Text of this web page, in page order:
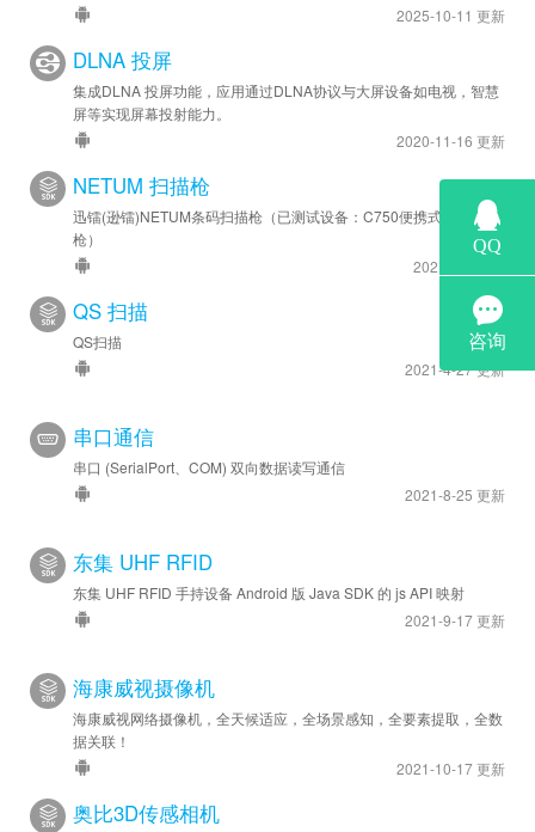
2025-10-11 更新
DLNA 投屏
集成DLNA 投屏功能，应用通过DLNA协议与大屏设备如电视，智慧
屏等实现屏幕投射能力。
2020-11-16 更新
NETUM 扫描枪
迅镭(逊镭)NETUM条码扫描枪（已测试设备：C750便携式条码扫描
枪）
2021-3-1 更新
QS 扫描
QS扫描
2021-4-27 更新
串口通信
串口 (SerialPort、COM) 双向数据读写通信
2021-8-25 更新
东集 UHF RFID
东集 UHF RFID 手持设备 Android 版 Java SDK 的 js API 映射
2021-9-17 更新
海康威视摄像机
海康威视网络摄像机，全天候适应，全场景感知，全要素提取，全数
据关联！
2021-10-17 更新
奥比3D传感相机